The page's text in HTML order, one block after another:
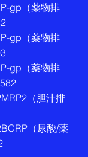
gp（薬物排
gp（薬物排
gp（薬物排
（胆汁排
（尿酸/薬